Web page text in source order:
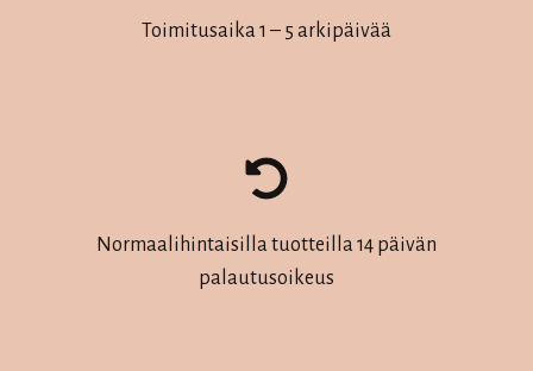
Toimitusaika 1 – 5 arkipäivää
Normaalihintaisilla tuotteilla 14 päivän
palautusoikeus